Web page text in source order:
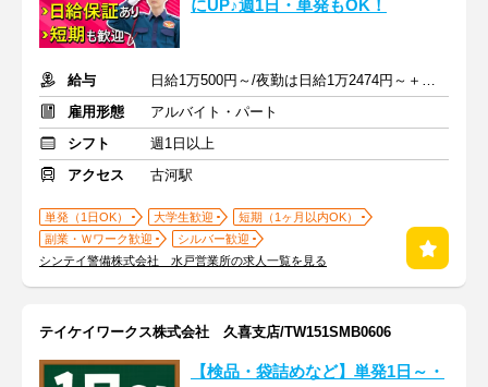
にUP♪週1日・単発もOK！
給与
日給1万500円～/夜勤は日給1万2474円～＋交通費※各種手当含む
雇用形態
アルバイト・パート
シフト
週1日以上
アクセス
古河駅
単発（1日OK） 大学生歓迎
短期（1ヶ月以内OK）
副業・Ｗワーク歓迎
シルバー歓迎
シンテイ警備株式会社 水戸営業所の求人一覧を見る
テイケイワークス株式会社 久喜支店/TW151SMB0606
【検品・袋詰めなど】単発1日～・